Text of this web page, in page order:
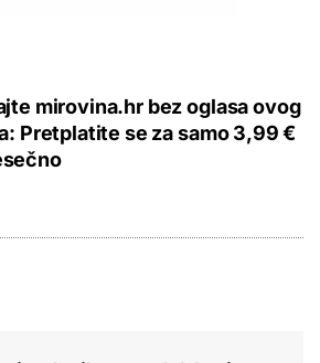
mirovina.hr bez oglasa ovog
Pretplatite se za samo 3,99 €